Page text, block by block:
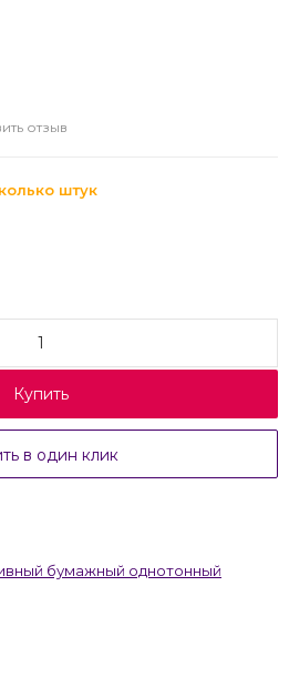
отзыв
штук
Купить
в один клик
бумажный однотонный